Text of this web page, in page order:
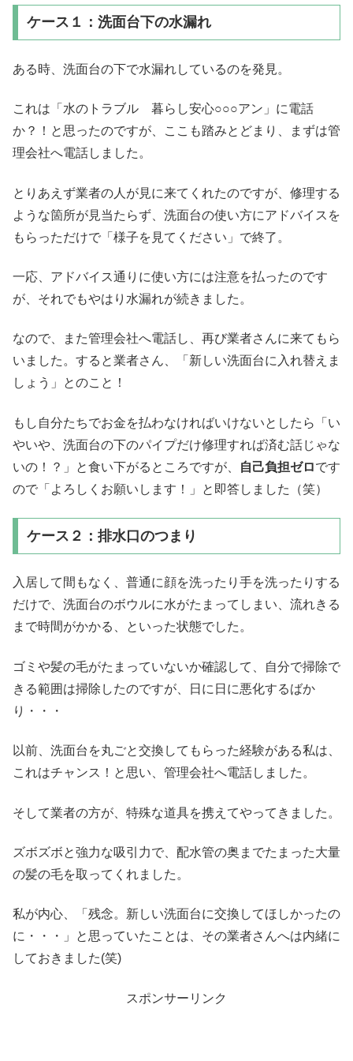
ケース１：洗面台下の水漏れ
ある時、洗面台の下で水漏れしているのを発見。
これは「水のトラブル 暮らし安心○○○アン」に電話
か？！と思ったのですが、ここも踏みとどまり、まずは管
理会社へ電話しました。
とりあえず業者の人が見に来てくれたのですが、修理する
ような箇所が見当たらず、洗面台の使い方にアドバイスを
もらっただけで「様子を見てください」で終了。
一応、アドバイス通りに使い方には注意を払ったのです
が、それでもやはり水漏れが続きました。
なので、また管理会社へ電話し、再び業者さんに来てもら
いました。すると業者さん、「新しい洗面台に入れ替えま
しょう」とのこと！
もし自分たちでお金を払わなければいけないとしたら「い
やいや、洗面台の下のパイプだけ修理すれば済む話じゃな
いの！？」と食い下がるところですが、
自己負担ゼロです
ので「よろしくお願いします！」と即答しました（笑）
ケース２：排水口のつまり
入居して間もなく、普通に顔を洗ったり手を洗ったりする
だけで、洗面台のボウルに水がたまってしまい、流れきる
まで時間がかかる、といった状態でした。
ゴミや髪の毛がたまっていないか確認して、自分で掃除で
きる範囲は掃除したのですが、日に日に悪化するばか
り・・・
以前、洗面台を丸ごと交換してもらった経験がある私は、
これはチャンス！と思い、管理会社へ電話しました。
そして業者の方が、特殊な道具を携えてやってきました。
ズボズボと強力な吸引力で、配水管の奥までたまった大量
の髪の毛を取ってくれました。
私が内心、「残念。新しい洗面台に交換してほしかったの
に・・・」と思っていたことは、その業者さんへは内緒に
しておきました(笑)
スポンサーリンク